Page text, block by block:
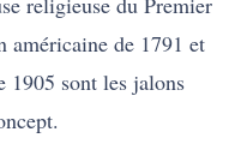
américaine de 1791 et
1905 sont les jalons